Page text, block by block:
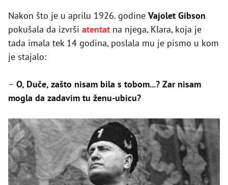
Nakon što je u aprilu 1926. godine Vajolet Gibson
pokušala da izvrši atentat na njega, Klara, koja je
tada imala tek 14 godina, poslala mu je pismo u kom
je stajalo:
– O, Duče, zašto nisam bila s tobom...? Zar nisam
mogla da zadavim tu ženu-ubicu?